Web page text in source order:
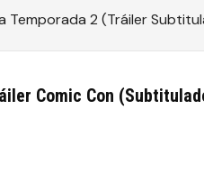
Temporada 2 (Tráiler
Comic Con